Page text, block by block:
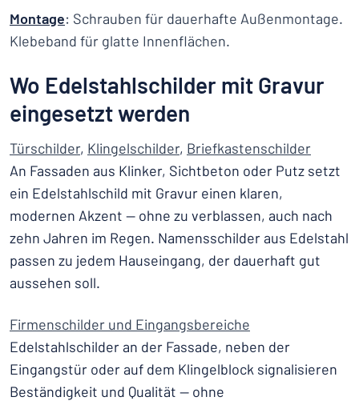
Montage: Schrauben für dauerhafte Außenmontage.
Klebeband für glatte Innenflächen.
Wo Edelstahlschilder mit Gravur
eingesetzt werden
Türschilder, Klingelschilder, Briefkastenschilder
An Fassaden aus Klinker, Sichtbeton oder Putz setzt
ein Edelstahlschild mit Gravur einen klaren,
modernen Akzent — ohne zu verblassen, auch nach
zehn Jahren im Regen. Namensschilder aus Edelstahl
passen zu jedem Hauseingang, der dauerhaft gut
aussehen soll.
Firmenschilder und Eingangsbereiche
Edelstahlschilder an der Fassade, neben der
Eingangstür oder auf dem Klingelblock signalisieren
Beständigkeit und Qualität — ohne